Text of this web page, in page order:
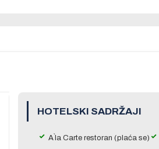
HOTELSKI SADRŽAJI
A`la Carte restoran (plaća se)